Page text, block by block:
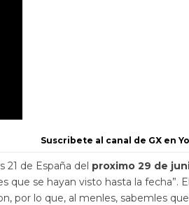
Suscribete al canal de GX en
21 de España del proximo 29 de
que se hayan visto hasta la fecha”.
por lo que, al menles, sabemles que